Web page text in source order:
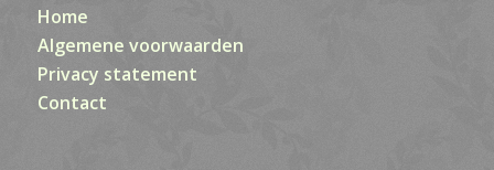
Home
Algemene voorwaarden
Privacy statement
Contact